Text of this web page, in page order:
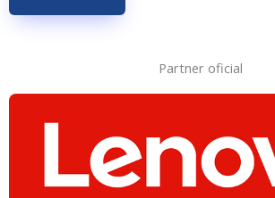
Partner oficial